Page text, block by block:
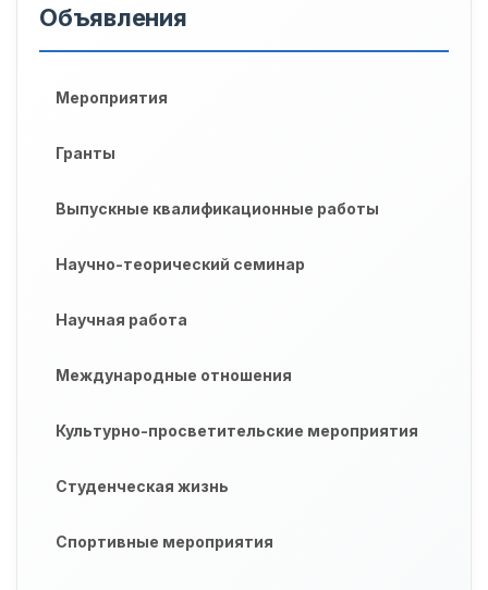
Объявления
Мероприятия
Гранты
Выпускные квалификационные работы
Научно-теорический семинар
Научная работа
Международные отношения
Культурно-просветительские мероприятия
Студенческая жизнь
Спортивные мероприятия